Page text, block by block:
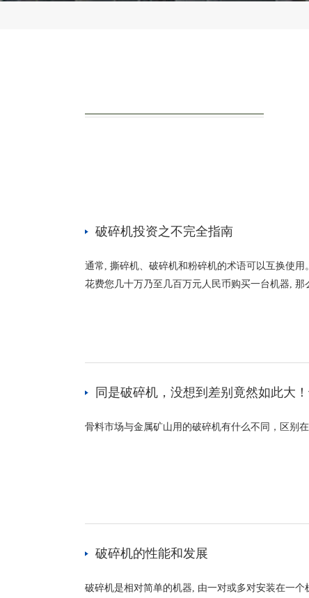
破碎机投资之不完全指南
通常, 撕碎机、破碎机和粉碎机的术语可以互换使
花费您几十万乃至几百万元人民币购买一台机器,
同是破碎机，没想到差别竟然如此大
骨料市场与金属矿山用的破碎机有什么不同，区别
破碎机的性能和发展
破碎机是相对简单的机器, 由一对或多对安装在一